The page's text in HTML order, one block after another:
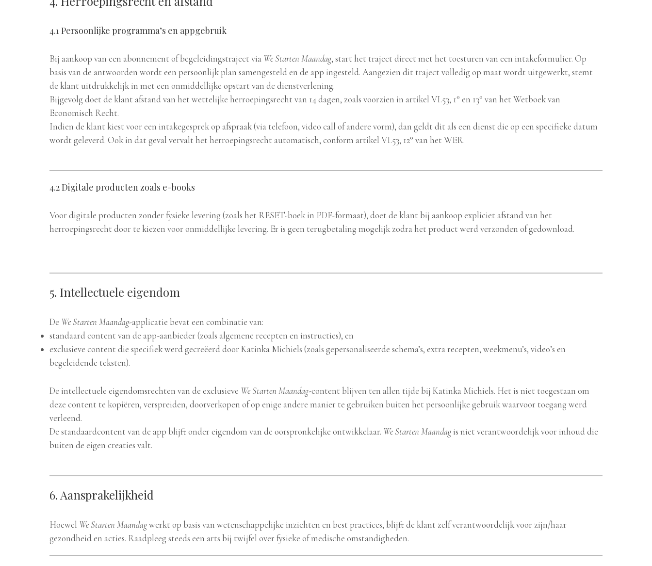
4.1 Persoonlijke programma’s en appgebruik
Bij aankoop van een abonnement of begeleidingstraject via We Starten Maandag, start het traject direct met het toesturen van een intakeformulier. Op
basis van de antwoorden wordt een persoonlijk plan samengesteld en de app ingesteld. Aangezien dit traject volledig op maat wordt uitgewerkt, stemt
de klant uitdrukkelijk in met een onmiddellijke opstart van de dienstverlening.
Bijgevolg doet de klant afstand van het wettelijke herroepingsrecht van 14 dagen, zoals voorzien in artikel VI.53, 1° en 13° van het Wetboek van
Economisch Recht.
Indien de klant kiest voor een intakegesprek op afspraak (via telefoon, video call of andere vorm), dan geldt dit als een dienst die op een specifieke datum
wordt geleverd. Ook in dat geval vervalt het herroepingsrecht automatisch, conform artikel VI.53, 12° van het WER.
4.2 Digitale producten zoals e-books
Voor digitale producten zonder fysieke levering (zoals het RESET-boek in PDF-formaat), doet de klant bij aankoop expliciet afstand van het
herroepingsrecht door te kiezen voor onmiddellijke levering. Er is geen terugbetaling mogelijk zodra het product werd verzonden of gedownload.
5. Intellectuele eigendom
De We Starten Maandag-applicatie bevat een combinatie van:
standaard content van de app-aanbieder (zoals algemene recepten en instructies), en
exclusieve content die specifiek werd gecreëerd door Katinka Michiels (zoals gepersonaliseerde schema’s, extra recepten, weekmenu’s, video’s en
begeleidende teksten).
De intellectuele eigendomsrechten van de exclusieve We Starten Maandag-content blijven ten allen tijde bij Katinka Michiels. Het is niet toegestaan om
deze content te kopiëren, verspreiden, doorverkopen of op enige andere manier te gebruiken buiten het persoonlijke gebruik waarvoor toegang werd
verleend.
De standaardcontent van de app blijft onder eigendom van de oorspronkelijke ontwikkelaar. We Starten Maandagis niet verantwoordelijk voor inhoud die
buiten de eigen creaties valt.
6. Aansprakelijkheid
Hoewel We Starten Maandagwerkt op basis van wetenschappelijke inzichten en best practices, blijft de klant zelf verantwoordelijk voor zijn/haar
gezondheid en acties. Raadpleeg steeds een arts bij twijfel over fysieke of medische omstandigheden.